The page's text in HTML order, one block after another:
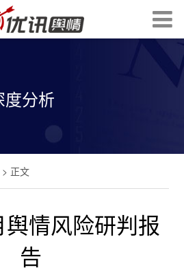
度分析
> 正文
情风险研判报
告